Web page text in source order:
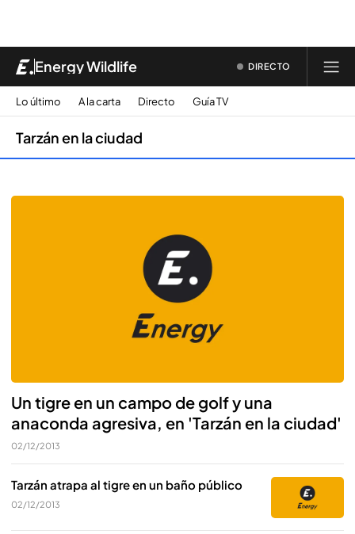
Energy Wildlife DIRECTO
Lo último A la carta Directo Guía TV
Tarzán en la ciudad
Un tigre en un campo de golf y una
anaconda agresiva, en 'Tarzán en la ciudad'
02/12/2013
Tarzán atrapa al tigre en un baño público
02/12/2013